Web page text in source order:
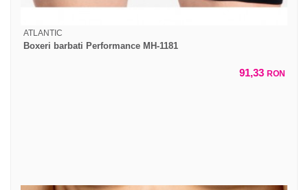
ATLANTIC
Boxeri barbati Performance MH-1181
91,33 RON